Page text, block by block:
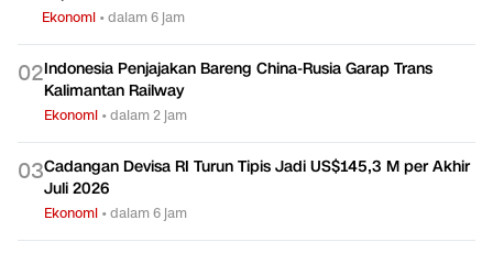
Ekonomi •dalam 6 jam
02Indonesia Penjajakan Bareng China-Rusia Garap Trans
Kalimantan Railway
Ekonomi •dalam 2 jam
03Cadangan Devisa RI Turun Tipis Jadi US$145,3 M per Akhir
Juli 2026
Ekonomi •dalam 6 jam